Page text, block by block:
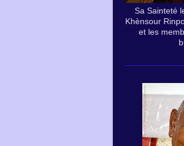
Sa Sainteté
Khènsour
et les